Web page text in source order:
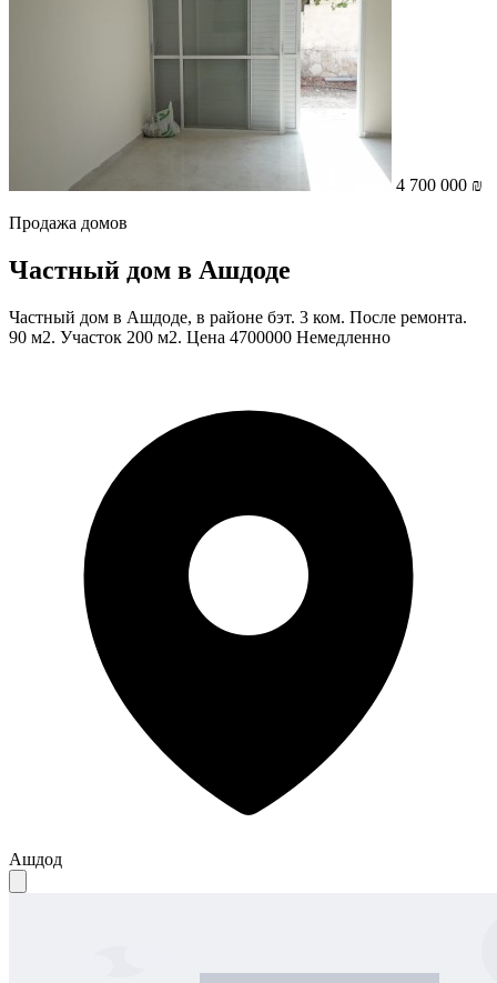
4 700 000 ₪
Продажа домов
Частный дом в Ашдоде
Частный дом в Ашдоде, в районе бэт. 3 ком. После ремонта.
90 м2. Участок 200 м2. Цена 4700000 Немедленно
Ашдод